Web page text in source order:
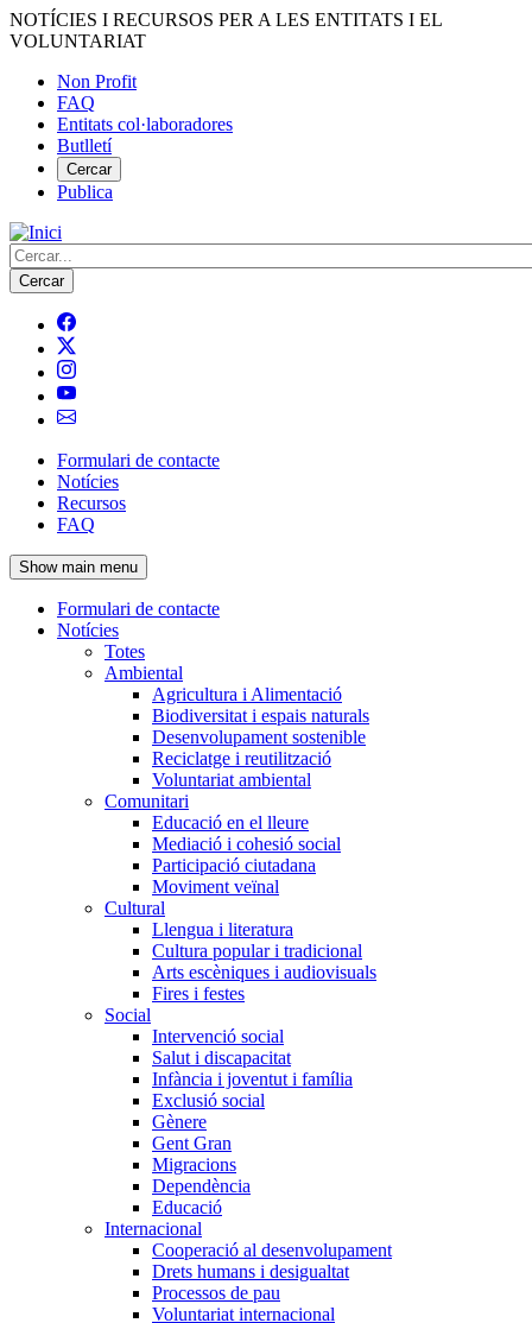
Vés
al
NOTÍCIES I RECURSOS PER A LES ENTITATS I EL
VOLUNTARIAT
Menú
del
compte
d'usuari
Non Profit
FAQ
Entitats col·laboradores
Butlletí
Cercar
Publica
Cerca
Navegació
principal
de
l'encapçalament
Formulari de contacte
Notícies
Recursos
FAQ
Show main menu
Navegació
principal
Formulari de contacte
Notícies
Totes
Ambiental
Agricultura i Alimentació
Biodiversitat i espais naturals
Desenvolupament sostenible
Reciclatge i reutilització
Voluntariat ambiental
Comunitari
Educació en el lleure
Mediació i cohesió social
Participació ciutadana
Moviment veïnal
Cultural
Llengua i literatura
Cultura popular i tradicional
Arts escèniques i audiovisuals
Fires i festes
Social
Intervenció social
Salut i discapacitat
Infància i joventut i família
Exclusió social
Gènere
Gent Gran
Migracions
Dependència
Educació
Internacional
Cooperació al desenvolupament
Drets humans i desigualtat
Processos de pau
Voluntariat internacional